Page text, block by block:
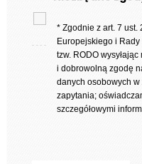
* Zgodnie z art. 7
Europejskiego i
tzw. RODO
i dobrowolną zgodę
danych osobowych
zapytania;
szczegółowymi